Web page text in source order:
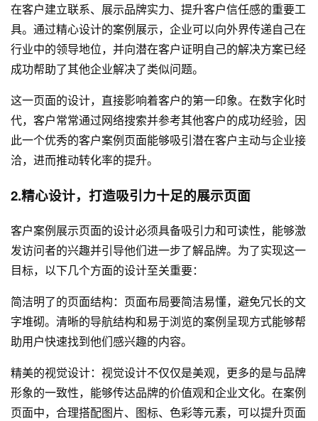
在客户建立联系、展示品牌实力、提升客户信任感的重要工
具。通过精心设计的案例展示，企业可以向外界传递自己在
行业中的领导地位，并向潜在客户证明自己的解决方案已经
成功帮助了其他企业解决了类似问题。
这一页面的设计，直接影响着客户的第一印象。在数字化时
代，客户常常通过网络搜索并参考其他客户的成功经验，因
此一个优秀的客户案例页面能够吸引潜在客户主动与企业接
洽，进而推动转化率的提升。
2.精心设计，打造吸引力十足的展示页面
客户案例展示页面的设计必须具备吸引力和可读性，能够激
发访问者的兴趣并引导他们进一步了解品牌。为了实现这一
目标，以下几个方面的设计至关重要：
简洁明了的页面结构：页面布局要简洁易懂，避免冗长的文
字堆砌。清晰的导航结构和易于浏览的案例呈现方式能够帮
助用户快速找到他们感兴趣的内容。
精美的视觉设计：视觉设计不仅仅是美观，更多的是与品牌
形象的一致性，能够传达品牌的价值观和企业文化。在案例
页面中，合理搭配图片、图标、色彩等元素，可以提升页面